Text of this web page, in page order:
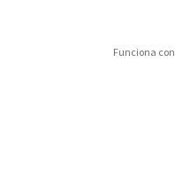
Funciona con